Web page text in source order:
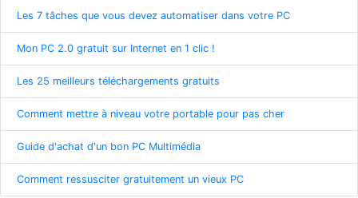
Les 7 tâches que vous devez automatiser dans votre PC
Mon PC 2.0 gratuit sur Internet en 1 clic !
Les 25 meilleurs téléchargements gratuits
Comment mettre à niveau votre portable pour pas cher
Guide d'achat d'un bon PC Multimédia
Comment ressusciter gratuitement un vieux PC